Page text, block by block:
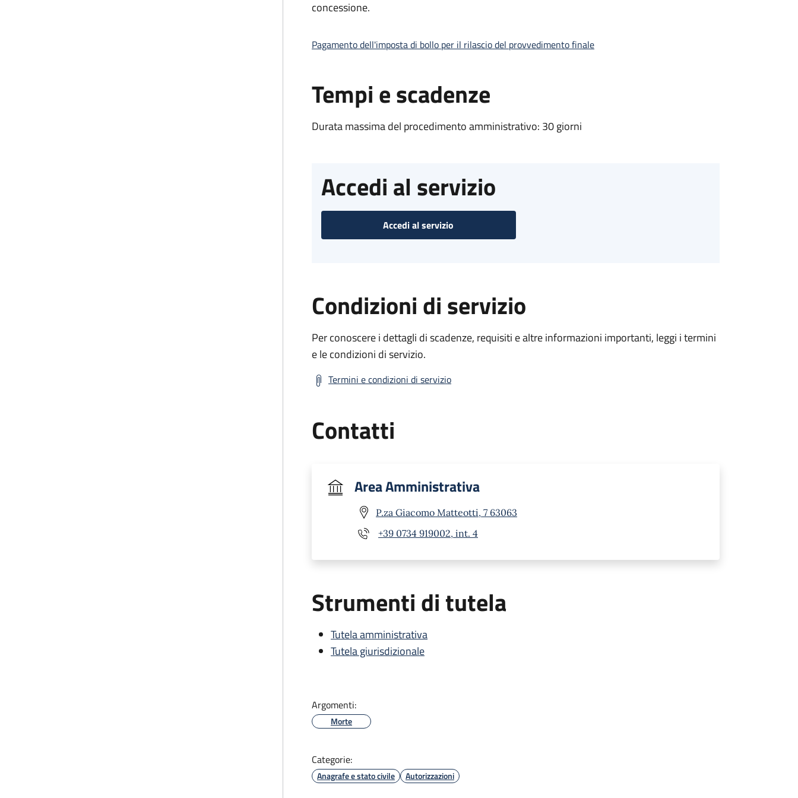
concessione.
Pagamento dell'imposta di bollo per il rilascio del provvedimento finale
Tempi e scadenze
Durata massima del procedimento amministrativo: 30 giorni
Accedi al servizio
Accedi al servizio
Condizioni di servizio
Per conoscere i dettagli di scadenze, requisiti e altre informazioni importanti, leggi i termini
e le condizioni di servizio.
Termini e condizioni di servizio
Contatti
Area Amministrativa
P.za Giacomo Matteotti, 7 63063
+39 0734 919002, int. 4
Strumenti di tutela
Tutela amministrativa
Tutela giurisdizionale
Argomenti:
Morte
Categorie:
Anagrafe e stato civile Autorizzazioni